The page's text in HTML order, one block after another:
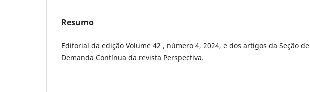
Resumo
Editorial da edição Volume 42 , número 4, 2024, e dos artigos da Seção de
Demanda Contínua da revista Perspectiva.